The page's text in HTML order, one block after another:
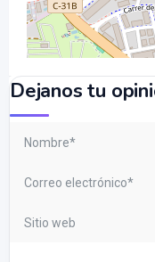
Dejanos tu